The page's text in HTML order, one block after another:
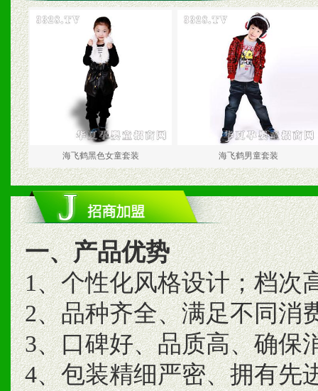
海飞鹤黑色女童套装 海飞鹤男童套装
一、产品优势
1、个性化风格设计；档次
2、品种齐全、满足不同消
3、口碑好、品质高、确保
4、包装精细严密、拥有先